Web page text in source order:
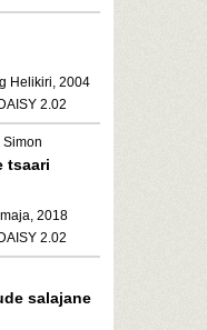
Helikiri, 2004
2.02
tsaari
2018
2.02
salajane